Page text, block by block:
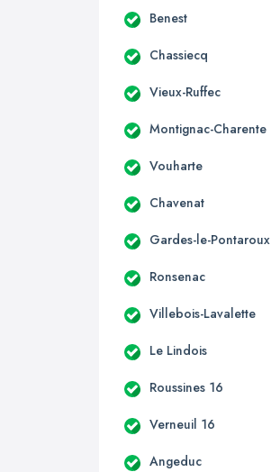
Benest
Chassiecq
Vieux-Ruffec
Montignac-Charente
Vouharte
Chavenat
Gardes-le-Pontaroux
Ronsenac
Villebois-Lavalette
Le Lindois
Roussines 16
Verneuil 16
Angeduc